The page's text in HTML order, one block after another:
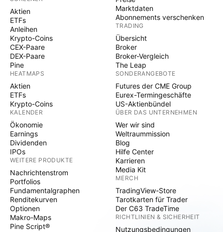
Aktien
ETFs
Anleihen
Krypto-Coins
CEX-Paare
DEX-Paare
Pine
HEATMAPS
Aktien
ETFs
Krypto-Coins
KALENDER
Ökonomie
Earnings
Dividenden
IPOs
WEITERE PRODUKTE
Nachrichtenstrom
Portfolios
Fundamentalgraphen
Renditekurven
Optionen
Makro-Maps
Pine Script®
Marktdaten
Abonnements verschenken
TRADING
Übersicht
Broker
Broker-Vergleich
The Leap
SONDERANGEBOTE
Futures der CME Group
Eurex-Termingeschäfte
US-Aktienbündel
ÜBER DAS UNTERNEHMEN
Wer wir sind
Weltraummission
Blog
Hilfe Center
Karrieren
Media Kit
MERCH
TradingView-Store
Tarotkarten für Trader
Der C63 TradeTime
RICHTLINIEN & SICHERHEIT
Nutzungsbedingungen